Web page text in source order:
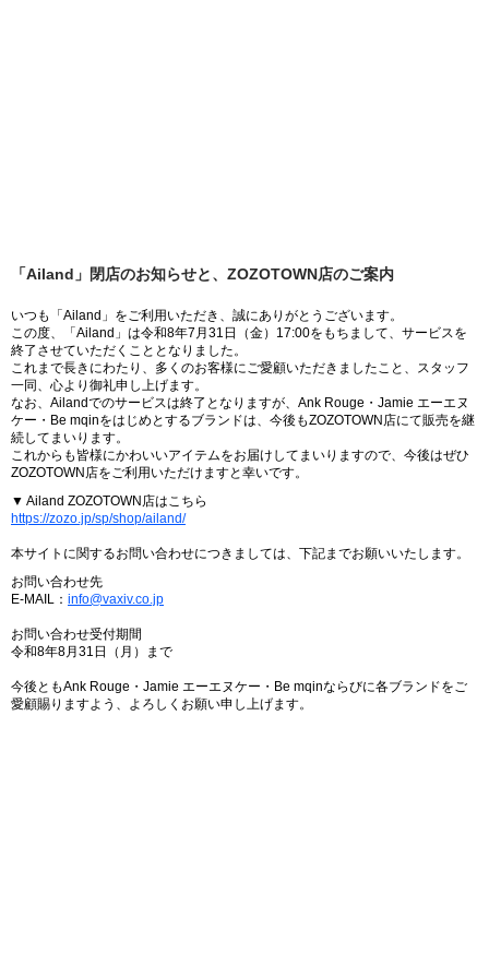
「Ailand」閉店のお知らせと、ZOZOTOWN店のご案内
いつも「Ailand」をご利用いただき、誠にありがとうございます。
この度、「Ailand」は令和8年7月31日（金）17:00をもちまして、サービスを
終了させていただくこととなりました。
これまで長きにわたり、多くのお客様にご愛顧いただきましたこと、スタッフ
一同、心より御礼申し上げます。
なお、Ailandでのサービスは終了となりますが、Ank Rouge・Jamie エーエヌ
ケー・Be mqinをはじめとするブランドは、今後もZOZOTOWN店にて販売を継
続してまいります。
これからも皆様にかわいいアイテムをお届けしてまいりますので、今後はぜひ
ZOZOTOWN店をご利用いただけますと幸いです。
▼ Ailand ZOZOTOWN店はこちら
https://zozo.jp/sp/shop/ailand/
本サイトに関するお問い合わせにつきましては、下記までお願いいたします。
お問い合わせ先
E-MAIL： info@vaxiv.co.jp
お問い合わせ受付期間
令和8年8月31日（月）まで
今後ともAnk Rouge・Jamie エーエヌケー・Be mqinならびに各ブランドをご
愛顧賜りますよう、よろしくお願い申し上げます。